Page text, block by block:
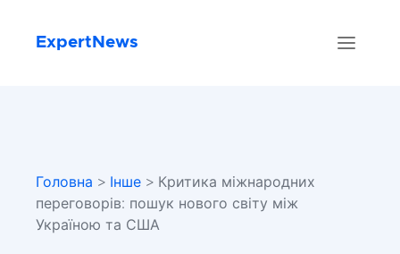
ExpertNews
Головна > Інше > Критика міжнародних
переговорів: пошук нового світу між
Україною та США